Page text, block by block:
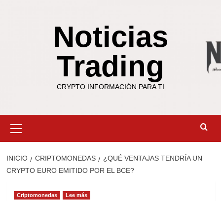
Noticias
Trading
CRYPTO INFORMACIÓN PARA TI
primario
INICIO CRIPTOMONEDAS
¿QUÉ VENTAJAS TENDRÍA UN
CRYPTO EURO EMITIDO POR EL BCE?
Criptomonedas Lee más